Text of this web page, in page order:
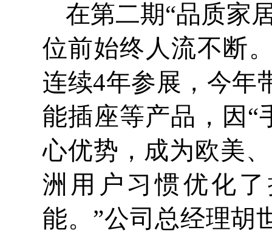
在第二期“品质家
位前始终人流不断
连续4年参展，今年
能插座等产品，因“
心优势，成为欧美
洲用户习惯优化
能。”公司总经理胡